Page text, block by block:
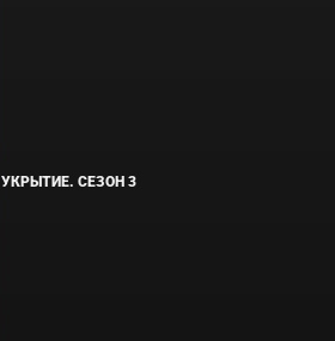
УКРЫТИЕ. СЕЗОН 3